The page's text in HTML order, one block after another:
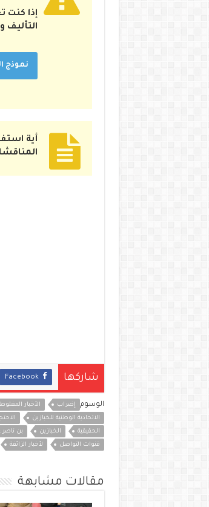
إذا كنت
التأليف
نموذج
أية
شاركها Facebook
الوسوم إضراب الأخبار
الاتحادية الوطنية للخبازين
الحقيقية
الخبازين بن ناصر
قنوات التواصل
لأخبار الزائفة
مقالات مشابهة